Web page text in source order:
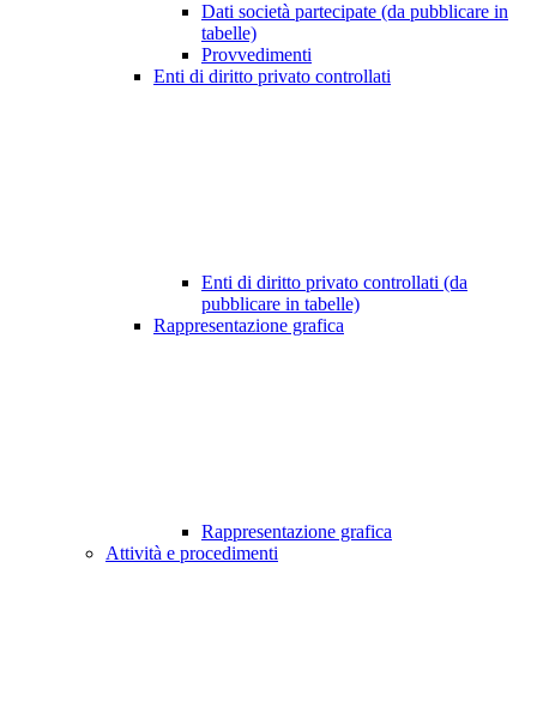
Dati società partecipate (da pubblicare in
tabelle)
Provvedimenti
Enti di diritto privato controllati
Enti di diritto privato controllati (da
pubblicare in tabelle)
Rappresentazione grafica
Rappresentazione grafica
Attività e procedimenti